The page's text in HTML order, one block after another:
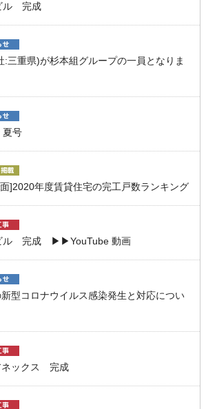
ル 完成
:三重県)が杉本組グループの一員となりま
夏号
]2020年度賃貸住宅の完工戸数ランキング
ル 完成 ▶▶YouTube 動画
型コロナウイルス感染発生と対応につい
ネックス 完成